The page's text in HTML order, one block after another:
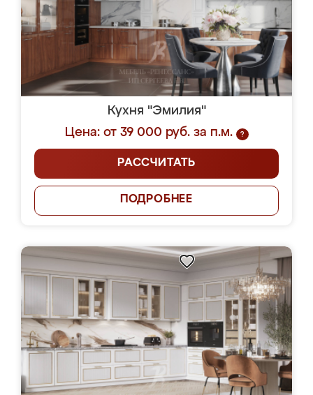
Кухня "Эмилия"
Цена: от 39 000 руб. за п.м.
?
РАССЧИТАТЬ
ПОДРОБНЕЕ